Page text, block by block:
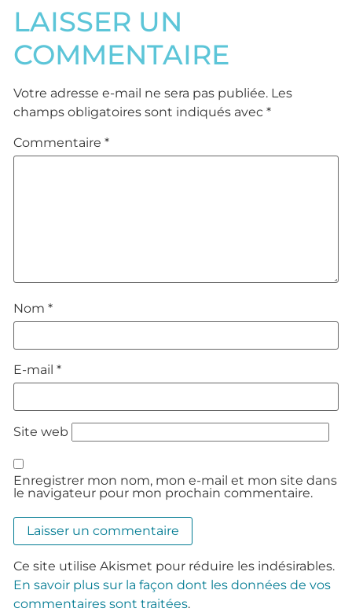
LAISSER UN
COMMENTAIRE
Votre adresse e-mail ne sera pas publiée. Les
champs obligatoires sont indiqués avec *
Commentaire *
Nom *
E-mail *
Site web
Enregistrer mon nom, mon e-mail et mon site dans
le navigateur pour mon prochain commentaire.
Ce site utilise Akismet pour réduire les indésirables.
En savoir plus sur la façon dont les données de vos
commentaires sont traitées.